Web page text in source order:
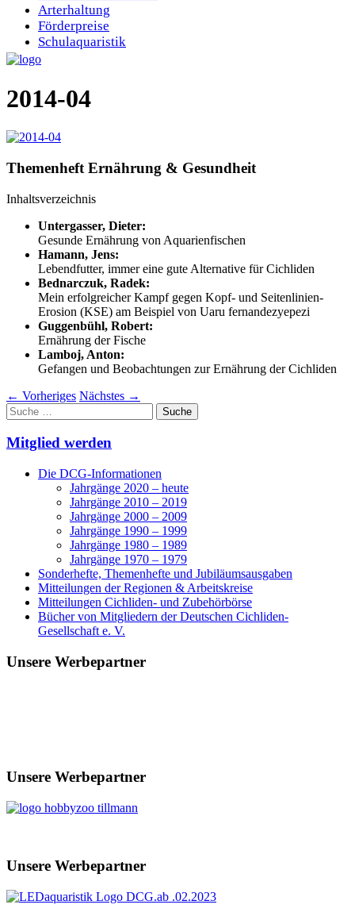
Arterhaltung
Förderpreise
Schulaquaristik
2014-04
Themenheft Ernährung & Gesundheit
Inhaltsverzeichnis
Untergasser, Dieter:
Gesunde Ernährung von Aquarienfischen
Hamann, Jens:
Lebendfutter, immer eine gute Alternative für Cichliden
Bednarczuk, Radek:
Mein erfolgreicher Kampf gegen Kopf- und Seitenlinien-
Erosion (KSE) am Beispiel von Uaru fernandezyepezi
Guggenbühl, Robert:
Ernährung der Fische
Lamboj, Anton:
Gefangen und Beobachtungen zur Ernährung der Cichliden
← Vorheriges Nächstes →
Suche
nach:
Mitglied werden
Die DCG-Informationen
Jahrgänge 2020 – heute
Jahrgänge 2010 – 2019
Jahrgänge 2000 – 2009
Jahrgänge 1990 – 1999
Jahrgänge 1980 – 1989
Jahrgänge 1970 – 1979
Sonderhefte, Themenhefte und Jubiläumsausgaben
Mitteilungen der Regionen & Arbeitskreise
Mitteilungen Cichliden- und Zubehörbörse
Bücher von Mitgliedern der Deutschen Cichliden-
Gesellschaft e. V.
Unsere Werbepartner
Unsere Werbepartner
Unsere Werbepartner